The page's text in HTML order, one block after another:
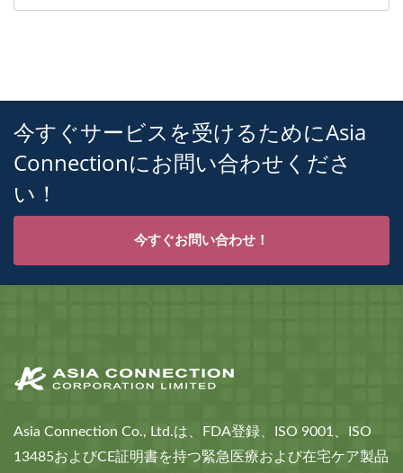
今すぐサービスを受けるためにAsia
Connectionにお問い合わせくださ
い！
今すぐお問い合わせ！
Asia Connection Co., Ltd.は、FDA登録、ISO 9001、ISO
13485およびCE証明書を持つ緊急医療および在宅ケア製品